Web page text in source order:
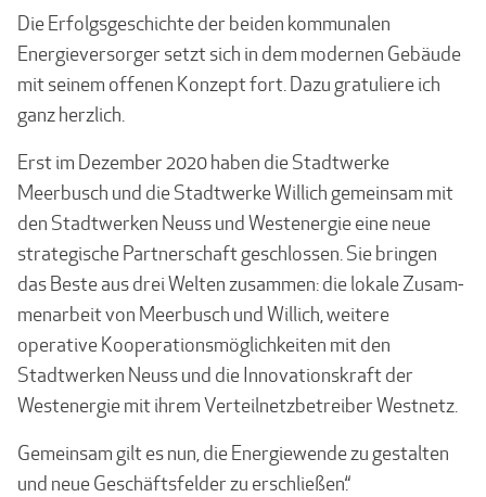
Die Erfolgsgeschichte der beiden kommunalen
Energieversorger setzt sich in dem moder­nen Gebäude
mit seinem offenen Konzept fort. Dazu gratuliere ich
ganz herzlich.
Erst im Dezember 2020 haben die Stadtwerke
Meerbusch und die Stadtwerke Willich gemeinsam mit
den Stadtwerken Neuss und Westenergie eine neue
strategische Partner­schaft geschlossen. Sie bringen
das Beste aus drei Welten zusammen: die lokale Zusam­
menarbeit von Meerbusch und Willich, weitere
operative Kooperationsmöglichkeiten mit den
Stadtwerken Neuss und die Innovationskraft der
Westenergie mit ihrem Verteilnetz­betreiber Westnetz.
Gemeinsam gilt es nun, die Energiewende zu gestalten
und neue Geschäftsfelder zu erschließen.“